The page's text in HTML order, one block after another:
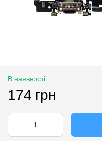
В наявності
174 грн